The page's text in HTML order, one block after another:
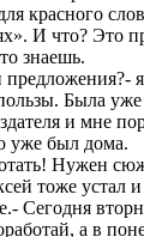
красного
И что? Это
знаешь.
Была
и мне
уже был дома.
Нужен
тоже устал и
Сегодня
а в